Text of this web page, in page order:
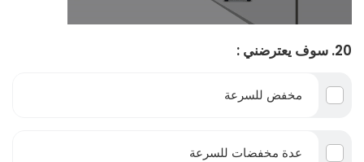
20. سوف يعترضني :
مخفض للسرعة
عدة مخفضات للسرعة